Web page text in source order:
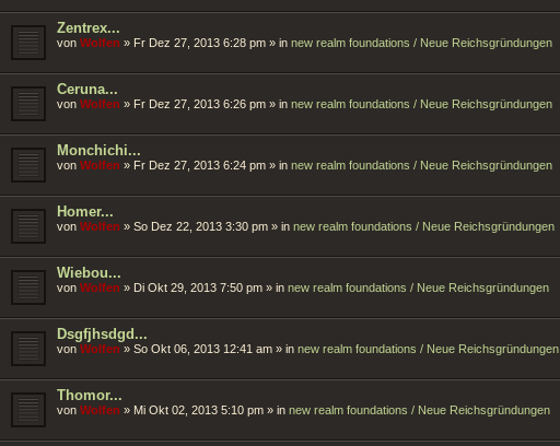
Zentrex...
von Wolfen » Fr Dez 27, 2013 6:28 pm » in new realm foundations / Neue Reichsgründungen
Ceruna...
von Wolfen » Fr Dez 27, 2013 6:26 pm » in new realm foundations / Neue Reichsgründungen
Monchichi...
von Wolfen » Fr Dez 27, 2013 6:24 pm » in new realm foundations / Neue Reichsgründungen
Homer...
von Wolfen » So Dez 22, 2013 3:30 pm » in new realm foundations / Neue Reichsgründungen
Wiebou...
von Wolfen » Di Okt 29, 2013 7:50 pm » in new realm foundations / Neue Reichsgründungen
Dsgfjhsdgd...
von Wolfen » So Okt 06, 2013 12:41 am » in new realm foundations / Neue Reichsgründungen
Thomor...
von Wolfen » Mi Okt 02, 2013 5:10 pm » in new realm foundations / Neue Reichsgründungen